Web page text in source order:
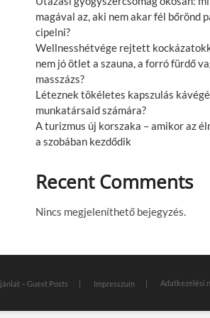
magával az, aki nem akar fél bőrönd
cipelni?
Wellnesshétvége rejtett
nem jó ötlet a szauna, a forró fürdő
masszázs?
Léteznek tökéletes kapszulás
munkatársaid számára?
A turizmus új korszaka – amikor az
a szobában kezdődik
Recent Comments
Nincs megjeleníthető bejegyzés.
– Guest Posts Impresszum Adatkezelési